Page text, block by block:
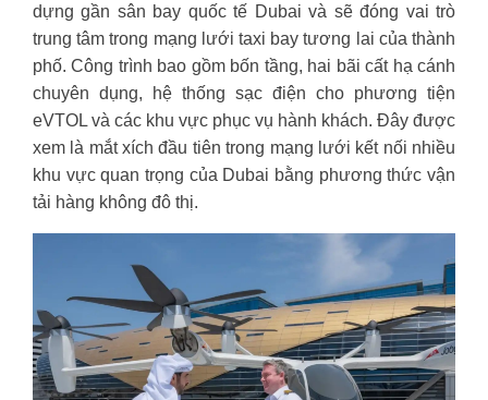
dựng gần sân bay quốc tế Dubai và sẽ đóng vai trò
trung tâm trong mạng lưới taxi bay tương lai của thành
phố. Công trình bao gồm bốn tầng, hai bãi cất hạ cánh
chuyên dụng, hệ thống sạc điện cho phương tiện
eVTOL và các khu vực phục vụ hành khách. Đây được
xem là mắt xích đầu tiên trong mạng lưới kết nối nhiều
khu vực quan trọng của Dubai bằng phương thức vận
tải hàng không đô thị.